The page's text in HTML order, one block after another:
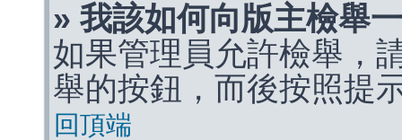
» 我該如何向版主檢舉
如果管理員允許檢舉，
舉的按鈕，而後按照提
回頂端